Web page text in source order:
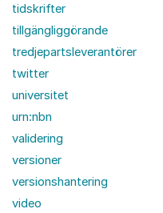
tidskrifter
tillgängliggörande
tredjepartsleverantörer
twitter
universitet
urn:nbn
validering
versioner
versionshantering
video